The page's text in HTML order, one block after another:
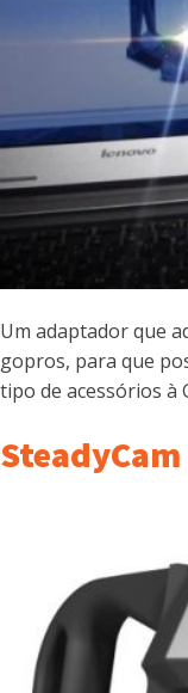
Um adaptador que
gopros, para que
tipo de acessórios à
SteadyCam